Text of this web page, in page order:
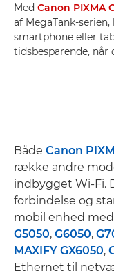
Med Canon PIXMA
af MegaTank-
smartphone eller
tidsbesparende, når
Både Canon
række andre
indbygget Wi-Fi.
forbindelse og
mobil enhed
G5050, G6050,
MAXIFY GX6050,
Ethernet til